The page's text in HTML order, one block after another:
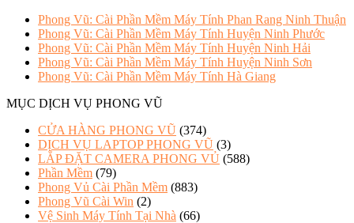
Phong Vũ: Cài Phần Mềm Máy Tính Phan Rang Ninh Thuận
Phong Vũ: Cài Phần Mềm Máy Tính Huyện Ninh Phước
Phong Vũ: Cài Phần Mềm Máy Tính Huyện Ninh Hải
Phong Vũ: Cài Phần Mềm Máy Tính Huyện Ninh Sơn
Phong Vũ: Cài Phần Mềm Máy Tính Hà Giang
MỤC DỊCH VỤ PHONG VŨ
CỬA HÀNG PHONG VŨ (374)
DỊCH VỤ LAPTOP PHONG VŨ (3)
LẮP ĐẶT CAMERA PHONG VỦ (588)
Phần Mềm (79)
Phong Vủ Cài Phần Mềm (883)
Phong Vũ Cài Win (2)
Vệ Sinh Máy Tính Tại Nhà (66)